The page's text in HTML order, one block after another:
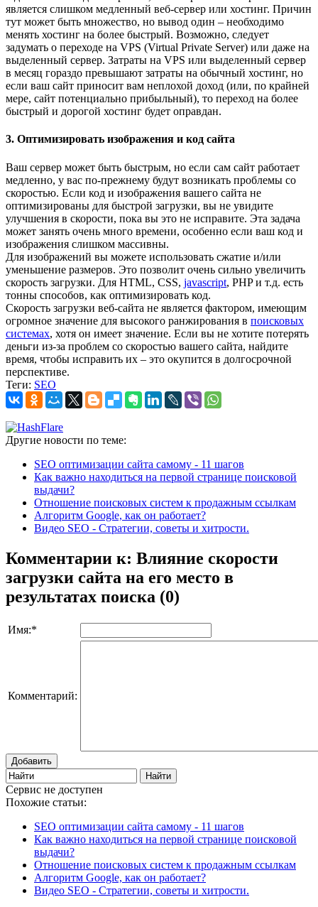
является слишком медленный веб-сервер или хостинг. Причин
тут может быть множество, но вывод один – необходимо
менять хостинг на более быстрый. Возможно, следует
задумать о переходе на VPS (Virtual Private Server) или даже на
выделенный сервер. Затраты на VPS или выделенный сервер
в месяц гораздо превышают затраты на обычный хостинг, но
если ваш сайт приносит вам неплохой доход (или, по крайней
мере, сайт потенциально прибыльный), то переход на более
быстрый и дорогой хостинг будет оправдан.
3. Оптимизировать изображения и код сайта
Ваш сервер может быть быстрым, но если сам сайт работает
медленно, у вас по-прежнему будут возникать проблемы со
скоростью. Если код и изображения вашего сайта не
оптимизированы для быстрой загрузки, вы не увидите
улучшения в скорости, пока вы это не исправите. Эта задача
может занять очень много времени, особенно если ваш код и
изображения слишком массивны.
Для изображений вы можете использовать сжатие и/или
уменьшение размеров. Это позволит очень сильно увеличить
скорость загрузки. Для HTML, CSS, javascript, PHP и т.д. есть
тонны способов, как оптимизировать код.
Скорость загрузки веб-сайта не является фактором, имеющим
огромное значение для высокого ранжирования в поисковых
системах, хотя он имеет значение. Если вы не хотите потерять
деньги из-за проблем со скоростью вашего сайта, найдите
время, чтобы исправить их – это окупится в долгосрочной
перспективе.
Теги: SEO
Другие новости по теме:
SEO оптимизации сайта самому - 11 шагов
Как важно находиться на первой странице поисковой
выдачи?
Отношение поисковых систем к продажным ссылкам
Алгоритм Google, как он работает?
Видео SEO - Стратегии, советы и хитрости.
Комментарии к: Влияние скорости
загрузки сайта на его место в
результатах поиска (0)
Имя:*
Комментарий:
Добавить
Сервис не доступен
Похожие статьи:
SEO оптимизации сайта самому - 11 шагов
Как важно находиться на первой странице поисковой
выдачи?
Отношение поисковых систем к продажным ссылкам
Алгоритм Google, как он работает?
Видео SEO - Стратегии, советы и хитрости.